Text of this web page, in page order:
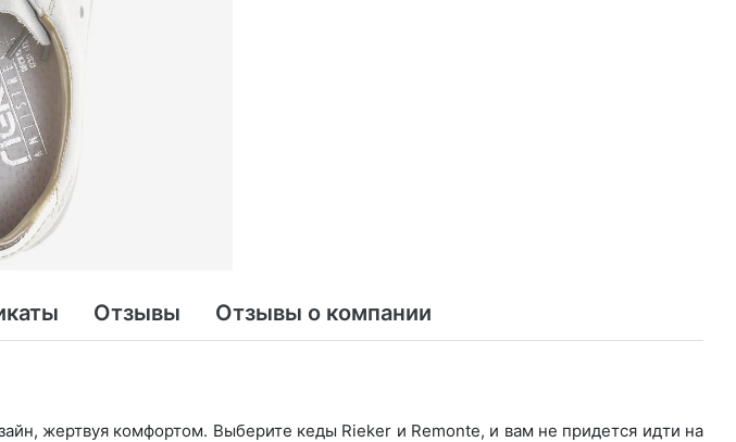
Отзывы Отзывы о компании
жертвуя комфортом. Выберите ке­ды Rieker и Remonte, и вам не придется идти на